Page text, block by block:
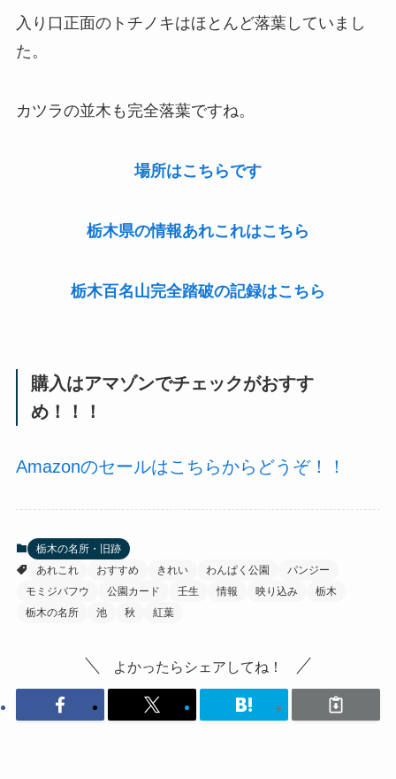
入り口正面のトチノキはほとんど落葉していまし
た。
カツラの並木も完全落葉ですね。
場所はこちらです
栃木県の情報あれこれはこちら
栃木百名山完全踏破の記録はこちら
購入はアマゾンでチェックがおすす
め！！！
Amazonのセールはこちらからどうぞ！！
栃木の名所・旧跡
あれこれ
おすすめ きれい わんぱく公園
パンジー
モミジバフウ
公園カード 壬生 情報 映り込み
栃木
栃木の名所
池 秋 紅葉
よかったらシェアしてね！